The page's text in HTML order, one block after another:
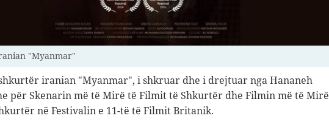
"Myanmar"
iranian "Myanmar", i shkruar dhe i drejtuar nga Hananeh
për Skenarin më të Mirë të Filmit të Shkurtër dhe Filmin më të Mirë
në Festivalin e 11-të të Filmit Britanik.